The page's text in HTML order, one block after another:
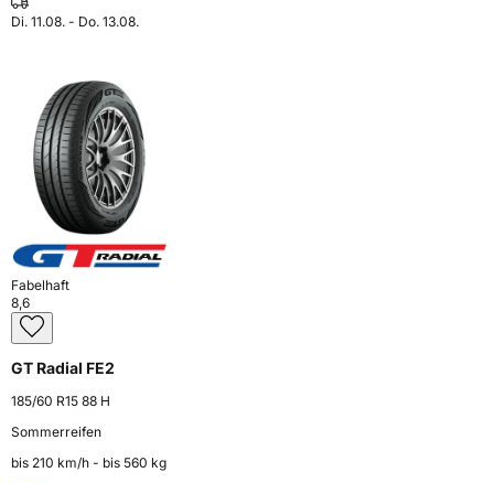
Di. 11.08. - Do. 13.08.
Fabelhaft
8,6
GT Radial FE2
185/60 R15 88 H
Sommerreifen
bis 210 km⁠/⁠h - bis 560 kg